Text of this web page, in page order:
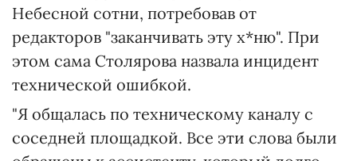
Небесной сотни, потребовав от
редакторов "заканчивать эту х*ню". При
этом сама Столярова назвала инцидент
технической ошибкой.
"Я общалась по техническому каналу с
соседней площадкой. Все эти слова были